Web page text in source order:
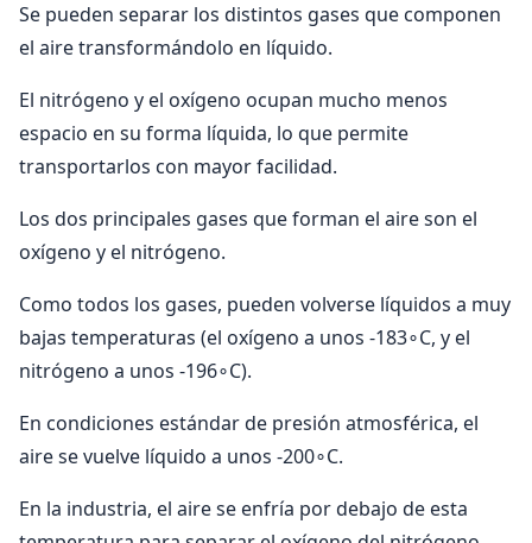
Se pueden separar los distintos gases que componen
el aire transformándolo en líquido.
El nitrógeno y el oxígeno ocupan mucho menos
espacio en su forma líquida, lo que permite
transportarlos con mayor facilidad.
Los dos principales gases que forman el aire son el
oxígeno y el nitrógeno.
Como todos los gases, pueden volverse líquidos a muy
bajas temperaturas (el oxígeno a unos -183∘C, y el
nitrógeno a unos -196∘C).
En condiciones estándar de presión atmosférica, el
aire se vuelve líquido a unos -200∘C.
En la industria, el aire se enfría por debajo de esta